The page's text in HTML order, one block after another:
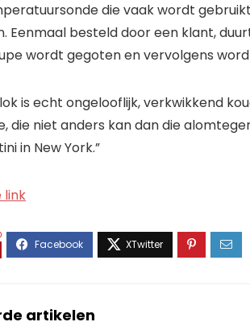
die vaak wordt
Eenmaal besteld door een klant,
wordt gegoten en vervolgens
is echt ongelooflijk, verkwikkend
die niet anders kan dan die
in New York.”
link
artikelen